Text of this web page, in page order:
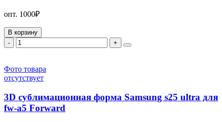
опт. 1000₽
В корзину
-
+
Фото товара
отсутствует
3D сублимационная форма Samsung s25 ultra для
fw-a5 Forward